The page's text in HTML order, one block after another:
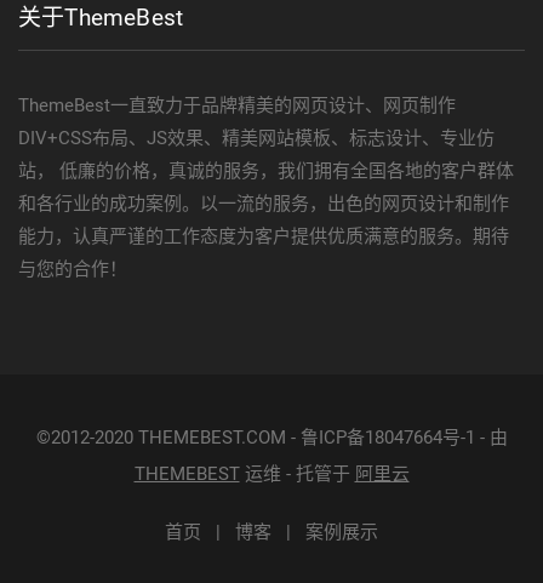
关于ThemeBest
ThemeBest一直致力于品牌精美的网页设计、网页制作
DIV+CSS布局、JS效果、精美网站模板、标志设计、专业仿
站， 低廉的价格，真诚的服务，我们拥有全国各地的客户群体
和各行业的成功案例。以一流的服务，出色的网页设计和制作
能力，认真严谨的工作态度为客户提供优质满意的服务。期待
与您的合作！
©2012-2020 THEMEBEST.COM - 鲁ICP备18047664号-1 - 由
THEMEBEST运维 - 托管于 阿里云
首页 博客 案例展示